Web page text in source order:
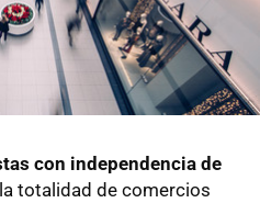
con independencia de
totalidad de comercios